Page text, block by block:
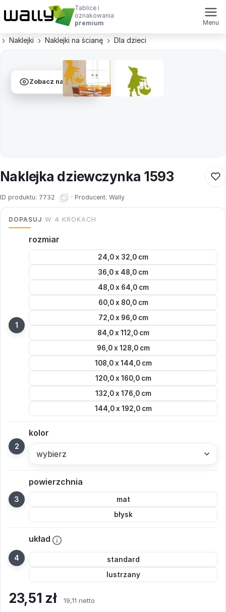
Tablice i
oznakowania
premium
Menu
Naklejki Naklejki na ścianę Dla dzieci
Zobacz na ścianie
Naklejka dziewczynka 1593
ID produktu: 7732 · Producent: Wally
DOPASUJ W 4 KROKACH
rozmiar
24,0 x 32,0 cm
36,0 x 48,0 cm
48,0 x 64,0 cm
60,0 x 80,0 cm
72,0 x 96,0 cm
84,0 x 112,0 cm
96,0 x 128,0 cm
108,0 x 144,0 cm
120,0 x 160,0 cm
132,0 x 176,0 cm
144,0 x 192,0 cm
kolor
wybierz
powierzchnia
mat
błysk
układ
standard
lustrzany
23,51 zł 19,11 netto